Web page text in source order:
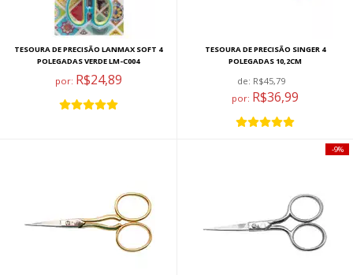
TESOURA DE PRECISÃO LANMAX SOFT 4
POLEGADAS VERDE LM-C004
por: R$24,89
TESOURA DE PRECISÃO SINGER 4
POLEGADAS 10,2CM
de: R$45,79
por: R$36,99
9%